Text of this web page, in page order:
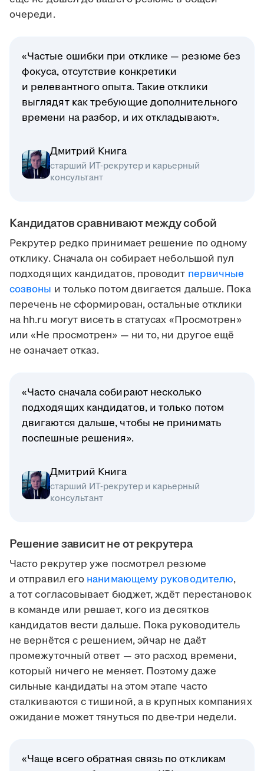
очереди.
«Частые ошибки при отклике — резюме без
фокуса, отсутствие конкретики
и релевантного опыта. Такие отклики
выглядят как требующие дополнительного
времени на разбор, и их откладывают».
Дмитрий Книга
старший ИТ-рекрутер и карьерный
консультант
Кандидатов сравнивают между собой
Рекрутер редко принимает решение по одному
отклику. Сначала он собирает небольшой пул
подходящих кандидатов, проводит первичные
созвоны и только потом двигается дальше. Пока
перечень не сформирован, остальные отклики
на hh.ru могут висеть в статусах «Просмотрен»
или «Не просмотрен» — ни то, ни другое ещё
не означает отказ.
«Часто сначала собирают несколько
подходящих кандидатов, и только потом
двигаются дальше, чтобы не принимать
поспешные решения».
Дмитрий Книга
старший ИТ-рекрутер и карьерный
консультант
Решение зависит не от рекрутера
Часто рекрутер уже посмотрел резюме
и отправил его нанимающему руководителю,
а тот согласовывает бюджет, ждёт перестановок
в команде или решает, кого из десятков
кандидатов вести дальше. Пока руководитель
не вернётся с решением, эйчар не даёт
промежуточный ответ — это расход времени,
который ничего не меняет. Поэтому даже
сильные кандидаты на этом этапе часто
сталкиваются с тишиной, а в крупных компаниях
ожидание может тянуться по две-три недели.
«Чаще всего обратная связь по откликам